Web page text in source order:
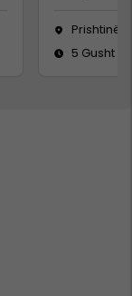
Prishtinë
5 Gusht